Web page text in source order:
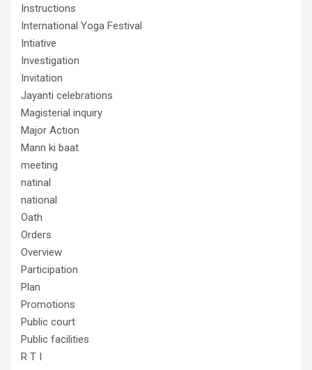
Instructions
International Yoga Festival
Intiative
Investigation
Invitation
Jayanti celebrations
Magisterial inquiry
Major Action
Mann ki baat
meeting
natinal
national
Oath
Orders
Overview
Participation
Plan
Promotions
Public court
Public facilities
R T I